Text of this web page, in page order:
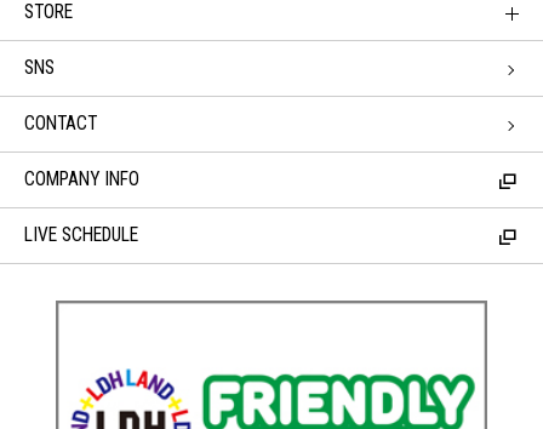
STORE
SNS
CONTACT
COMPANY INFO
LIVE SCHEDULE